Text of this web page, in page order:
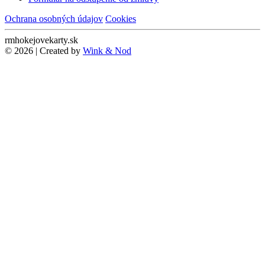
Ochrana osobných údajov Cookies
rmhokejovekarty.sk
© 2026 | Created by Wink & Nod